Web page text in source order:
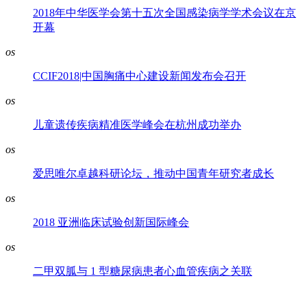
2018年中华医学会第十五次全国感染病学学术会议在京
开幕
os
CCIF2018|中国胸痛中心建设新闻发布会召开
os
儿童遗传疾病精准医学峰会在杭州成功举办
os
爱思唯尔卓越科研论坛，推动中国青年研究者成长
os
2018 亚洲临床试验创新国际峰会
os
二甲双胍与 1 型糖尿病患者心血管疾病之关联